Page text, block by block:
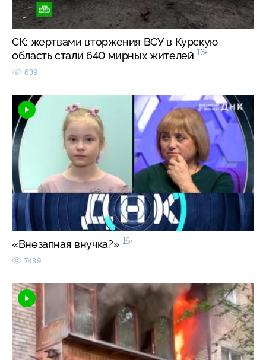
СК: жертвами вторжения ВСУ в Курскую
область стали 640 мирных жителей 16+
639
«Внезапная внучка?» 16+
7439